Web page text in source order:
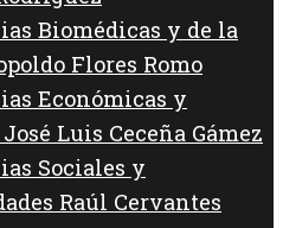
Biomédicas y de la
Flores Romo
Económicas y
Luis Ceceña Gámez
Sociales y
Raúl Cervantes